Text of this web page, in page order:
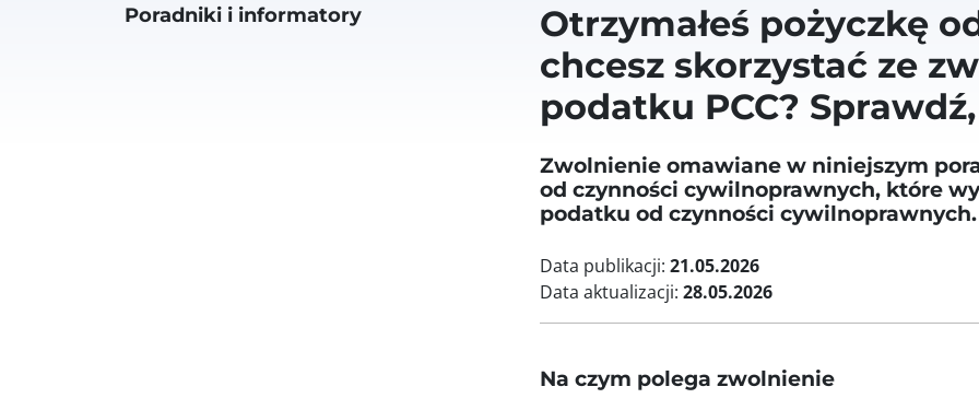
Poradniki i informatory
Otrzymałeś pożyczkę
chcesz skorzystać ze
podatku PCC?
Zwolnienie omawiane w niniejszym
od czynności cywilnoprawnych, które
podatku od czynności cywilnoprawnych.
Data publikacji: 21.05.2026
Data aktualizacji: 28.05.2026
Na czym polega zwolnienie